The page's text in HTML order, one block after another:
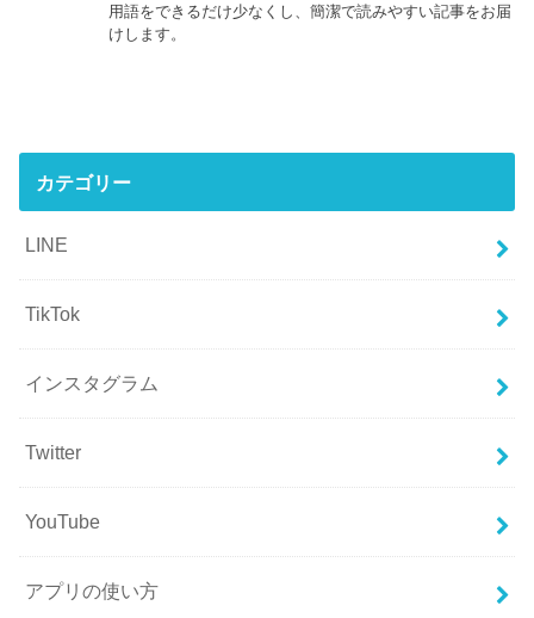
用語をできるだけ少なくし、簡潔で読みやすい記事をお届
けします。
カテゴリー
LINE
TikTok
インスタグラム
Twitter
YouTube
アプリの使い方